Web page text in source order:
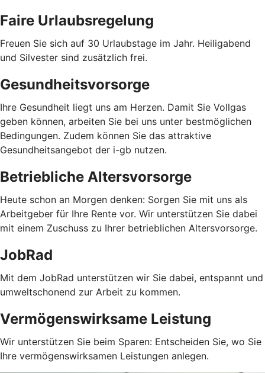
Faire Urlaubsregelung
Freuen Sie sich auf 30 Urlaubstage im Jahr. Heiligabend
und Silvester sind zusätzlich frei.
Gesundheitsvorsorge
Ihre Gesundheit liegt uns am Herzen. Damit Sie Vollgas
geben können, arbeiten Sie bei uns unter bestmöglichen
Bedingungen. Zudem können Sie das attraktive
Gesundheitsangebot der i-gb nutzen.
Betriebliche Altersvorsorge
Heute schon an Morgen denken: Sorgen Sie mit uns als
Arbeitgeber für Ihre Rente vor. Wir unterstützen Sie dabei
mit einem Zuschuss zu Ihrer betrieblichen Altersvorsorge.
JobRad
Mit dem JobRad unterstützen wir Sie dabei, entspannt und
umweltschonend zur Arbeit zu kommen.
Vermögenswirksame Leistung
Wir unterstützen Sie beim Sparen: Entscheiden Sie, wo Sie
Ihre vermögenswirksamen Leistungen anlegen.